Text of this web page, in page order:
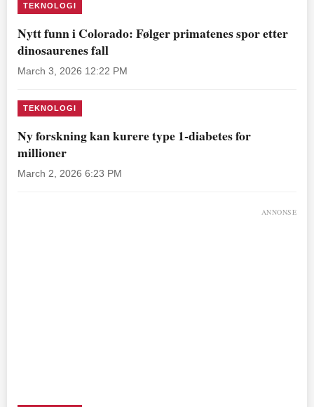
TEKNOLOGI
Nytt funn i Colorado: Følger primatenes spor etter
dinosaurenes fall
March 3, 2026 12:22 PM
TEKNOLOGI
Ny forskning kan kurere type 1-diabetes for
millioner
March 2, 2026 6:23 PM
ANNONSE